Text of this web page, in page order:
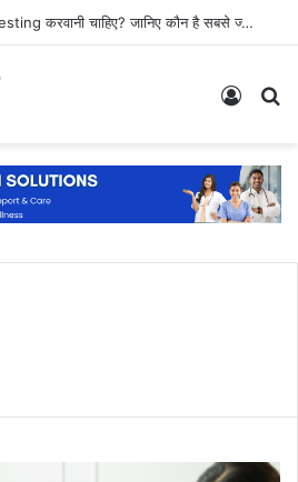
किन लोगों को Genetic Testing करवानी चाहिए? जानिए कौन है सबसे ज्यादा जरूरतमंद
Log In